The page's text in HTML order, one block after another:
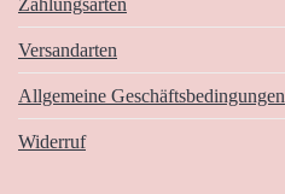
Zahlungsarten
Versandarten
Allgemeine Geschäftsbedingungen
Widerruf